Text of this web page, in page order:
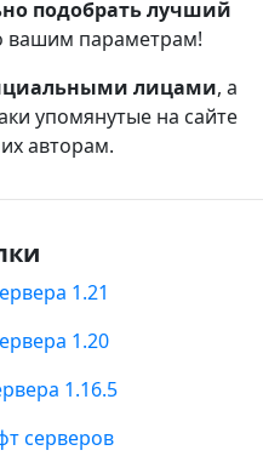
подобрать лучший
вашим параметрам!
лицами, а
упомянутые на сайте
авторам.
1.21
1.20
1.16.5
серверов